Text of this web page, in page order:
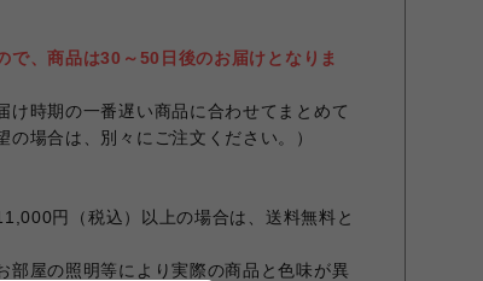
、商品は30～50日後のお届けとなりま
け時期の一番遅い商品に合わせてまとめて
場合は、別々にご注文ください。）
円（税込）以上の場合は、送料無料と
屋の照明等により実際の商品と色味が異